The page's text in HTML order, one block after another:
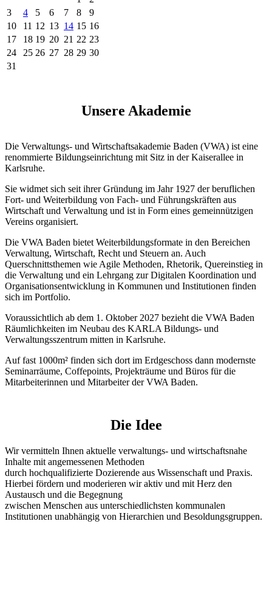
3
4 5 6 7 8
9
10
11 12 13 14 15 16
17
18 19 20 21 22 23
24
25 26 27 28 29 30
31
Unsere Akademie
Die Verwaltungs- und Wirtschaftsakademie Baden (VWA) ist eine
renommierte Bildungseinrichtung mit Sitz in der Kaiserallee in
Karlsruhe.
Sie widmet sich seit ihrer Gründung im Jahr 1927 der beruflichen
Fort- und Weiterbildung von Fach- und Führungskräften aus
Wirtschaft und Verwaltung und ist in Form eines gemeinnützigen
Vereins organisiert.
Die VWA Baden bietet Weiterbildungsformate in den Bereichen
Verwaltung, Wirtschaft, Recht und Steuern an. Auch
Querschnittsthemen wie Agile Methoden, Rhetorik, Quereinstieg in
die Verwaltung und ein Lehrgang zur Digitalen Koordination und
Organisationsentwicklung in Kommunen und Institutionen finden
sich im Portfolio.
Voraussichtlich ab dem 1. Oktober 2027 bezieht die VWA Baden
Räumlichkeiten im Neubau des KARLA Bildungs- und
Verwaltungsszentrum mitten in Karlsruhe.
Auf fast 1000m² finden sich dort im Erdgeschoss dann modernste
Seminarräume, Coffepoints, Projekträume und Büros für die
Mitarbeiterinnen und Mitarbeiter der VWA Baden.
Die Idee
Wir vermitteln Ihnen aktuelle verwaltungs- und wirtschaftsnahe
Inhalte mit angemessenen Methoden
durch hochqualifizierte Dozierende aus Wissenschaft und Praxis.
Hierbei fördern und moderieren wir aktiv und mit Herz den
Austausch und die Begegnung
zwischen Menschen aus unterschiedlichsten kommunalen
Institutionen unabhängig von Hierarchien und Besoldungsgruppen.